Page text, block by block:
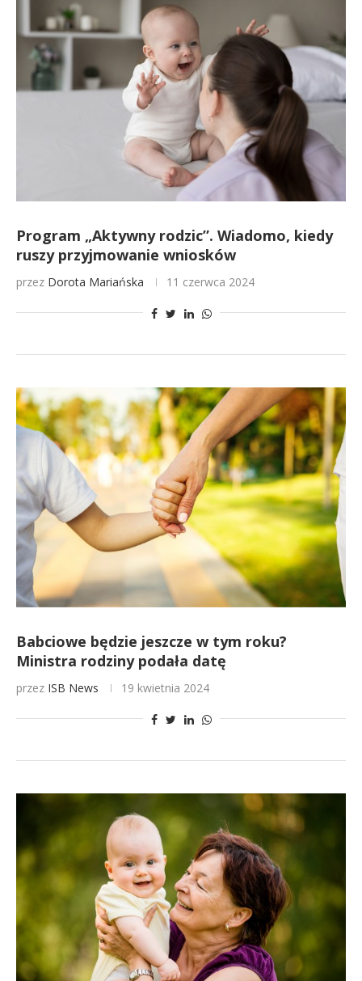
Program „Aktywny rodzic”. Wiadomo, kiedy
ruszy przyjmowanie wniosków
przez Dorota Mariańska 11 czerwca 2024
Babciowe będzie jeszcze w tym roku?
Ministra rodziny podała datę
przez ISB News 19 kwietnia 2024